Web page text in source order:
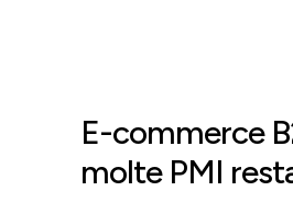
E-commerce
molte PMI